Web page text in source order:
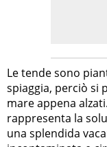
Le tende sono
spiaggia, perciò si
mare appena alzati.
rappresenta la
una splendida